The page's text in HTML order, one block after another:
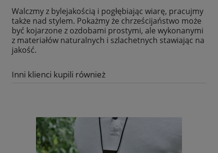
Walczmy z bylejakością i pogłębiając wiarę, pracujmy
także nad stylem. Pokażmy że chrześcijaństwo może
być kojarzone z ozdobami prostymi, ale wykonanymi
z materiałów naturalnych i szlachetnych stawiając na
jakość.
Inni klienci kupili również